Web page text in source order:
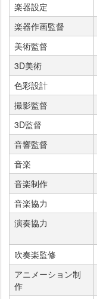
楽器設定
楽器作画監督
美術監督
3D美術
色彩設計
撮影監督
3D監督
音響監督
音楽
音楽制作
音楽協力
演奏協力
吹奏楽監修
アニメーション制
作